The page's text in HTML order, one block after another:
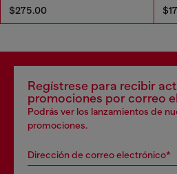
$275.00
Regístrese para recibir
promociones por correo
Podrás ver los lanzamientos de
promociones.
Dirección de correo electrónico*